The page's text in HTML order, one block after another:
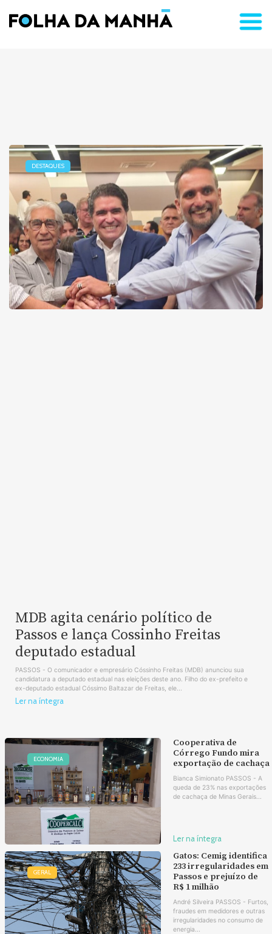
DESTAQUES
MDB agita cenário político de
Passos e lança Cossinho Freitas
deputado estadual
PASSOS - O comunicador e empresário Cóssinho Freitas (MDB) anunciou sua
candidatura a deputado estadual nas eleições deste ano. Filho do ex-prefeito e
ex-deputado estadual Cóssimo Baltazar de Freitas, ele...
Ler na íntegra
ECONOMIA
Cooperativa de
Córrego Fundo mira
exportação de cachaça
Bianca Simionato PASSOS - A
queda de 23% nas exportações
de cachaça de Minas Gerais...
Ler na íntegra
GERAL
Gatos: Cemig identifica
233 irregularidades em
Passos e prejuízo de
R$ 1 milhão
André Silveira PASSOS - Furtos,
fraudes em medidores e outras
irregularidades no consumo de
energia...